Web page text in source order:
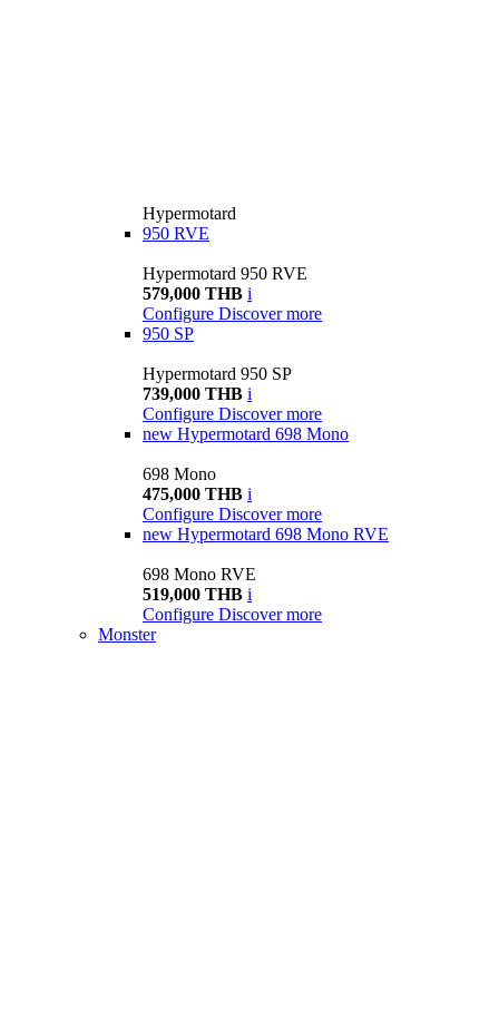
Hypermotard
950 RVE
Hypermotard 950 RVE
579,000 THB i
Configure Discover more
950 SP
Hypermotard 950 SP
739,000 THB i
Configure Discover more
new Hypermotard 698 Mono
698 Mono
475,000 THB i
Configure Discover more
new Hypermotard 698 Mono RVE
698 Mono RVE
519,000 THB i
Configure Discover more
Monster